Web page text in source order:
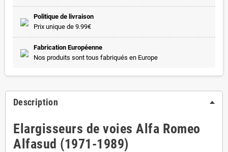
Politique de livraison
Prix unique de 9.99€
Fabrication Européenne
Nos produits sont tous fabriqués en Europe
Description
Elargisseurs de voies Alfa Romeo
Alfasud (1971-1989)